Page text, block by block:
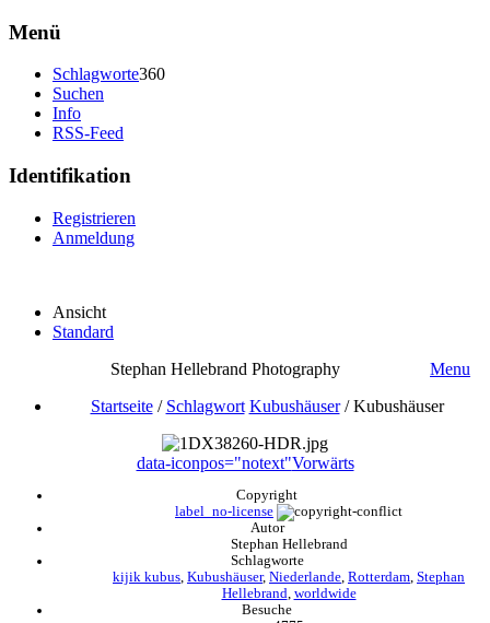
Menü
Schlagworte360
Suchen
Info
RSS-Feed
Identifikation
Registrieren
Anmeldung
Ansicht
Standard
Stephan Hellebrand Photography
Menu
Startseite/ Schlagwort Kubushäuser/Kubushäuser
data-iconpos="notext"Vorwärts
Copyright
label_no-license
Autor
Stephan Hellebrand
Schlagworte
kijik kubus Kubushäuser, Niederlande Rotterdam Stephan
Hellebrand worldwide
Besuche